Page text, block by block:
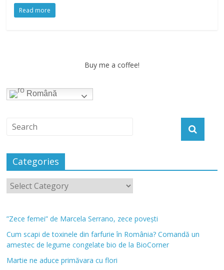
Read more
Buy me a coffee!
Română
Categories
”Zece femei” de Marcela Serrano, zece povești
Cum scapi de toxinele din farfurie în România? Comandă un
amestec de legume congelate bio de la BioCorner
Martie ne aduce primăvara cu flori